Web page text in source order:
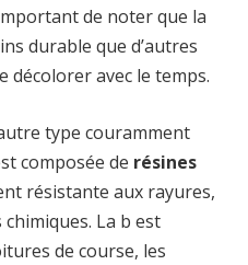
de noter que la
durable que d’autres
décolorer avec le temps.
type couramment
composée de résines
résistante aux rayures,
La b est
de course, les